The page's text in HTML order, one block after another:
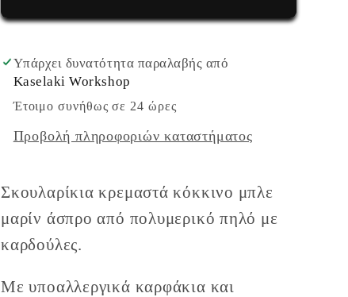
άσπρο
πολυμερικό
με
καρδούλες
άσπρο
πολυμερικό
πηλό
με
καρδούλες
Υπάρχει δυνατότητα παραλαβής από
Kaselaki Workshop
Έτοιμο συνήθως σε 24 ώρες
Προβολή πληροφοριών καταστήματος
Σκουλαρίκια κρεμαστά κόκκινο μπλε
μαρίν άσπρο από πολυμερικό πηλό με
καρδούλες.
Με υποαλλεργικά καρφάκια και